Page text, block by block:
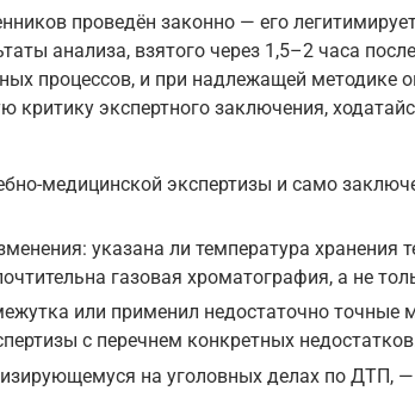
если необходимо установить:
Федерации, ст. 196
вправе получить образцы для
исследования
Федерации, ст. 202
проведён законно — его
анализа, взятого через 1,5–2 часа
процессов, и при надлежащей
экспертного заключения,
медицинской экспертизы и само
указана ли температура хранения
газовая хроматография, а не
или применил недостаточно
с перечнем конкретных
на уголовных делах по ДТП,